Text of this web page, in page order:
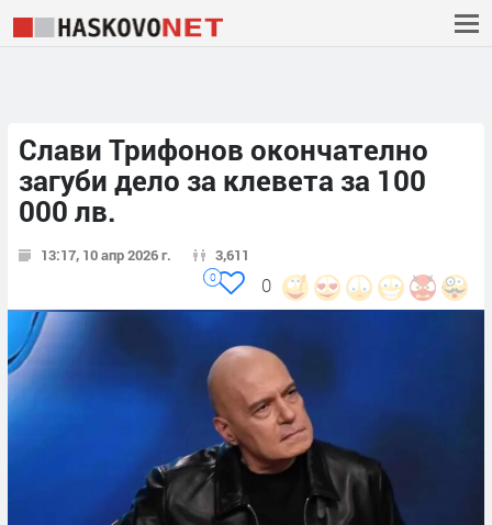
Слави Трифонов окончателно
загуби дело за клевета за 100
000 лв.
13:17, 10 апр 2026 г. 3,611
0
0